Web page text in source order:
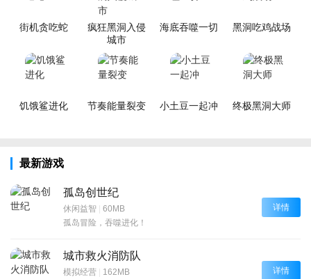
街机贪吃蛇
疯狂黑洞入侵
城市
海底吞噬一切 黑洞吃鸡战场
饥饿鲨进化 节奏能量裂变 小土豆一起冲 终极黑洞大师
最新游戏
孤岛创世纪
休闲益智 | 60MB
孤岛冒险，吞噬进化！
详情
城市救火消防队
模拟经营 | 162MB
详情